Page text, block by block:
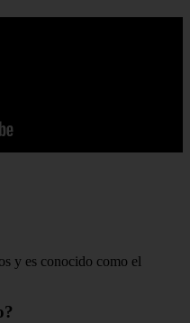
y es conocido como el